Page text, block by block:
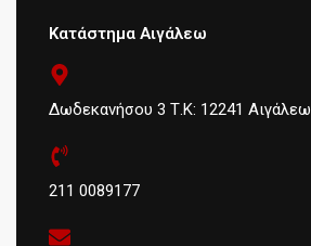
Κατάστημα Αιγάλεω
Δωδεκανήσου 3 Τ.Κ: 12241 Αιγάλεω
211 0089177